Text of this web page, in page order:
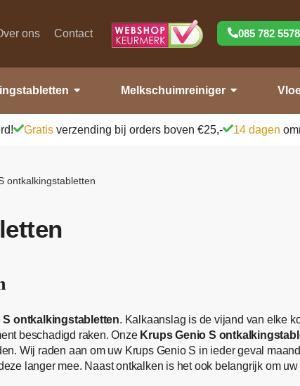
ons Contact 085 782 5578
Melkschuimreiniger
Gratis verzending bij orders boven €25,- 14 dagen
ontkalkingstabletten
S ontkalkingstabletten. Kalkaanslag is de vijand van elke
beschadigd raken. Onze Krups Genio S
Wij raden aan om uw Krups Genio S in ieder geval
langer mee. Naast ontkalken is het ook belangrijk om